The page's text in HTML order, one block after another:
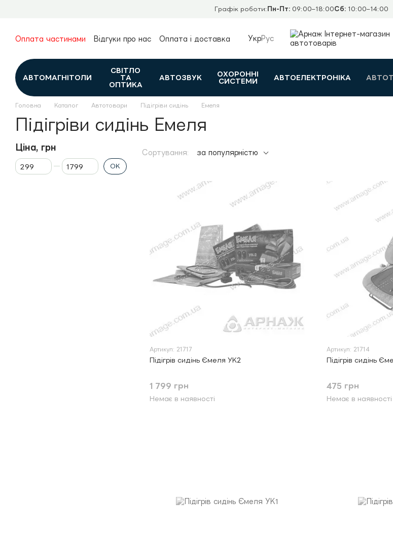
Графік роботи: Пн-Пт: 09:00–18:00Сб: 10:00–14:00
Оплата частинами Відгуки про нас
Оплата і доставка
Контакти
Каталог
УкрРус
АВТОМАГНІТОЛИ
СВІТЛО
ТА
ОПТИКА
АВТОЗВУК
ОХОРОННІ
СИСТЕМИ
АВТОЕЛЕКТРОНІКА
Головна Каталог Автотовари Підігріви сидінь Емеля
Підігріви сидінь Емеля
Сортування: за популярністю
Артикул: 21717
Підігрів сидінь Ємеля УК2
1 799 грн
Немає в наявності
Артикул: 21714
Підігрів сидінь
475 грн
Немає в наявності
Ціна, грн
Від Ціна, грн
До Ціна, грн
ОК